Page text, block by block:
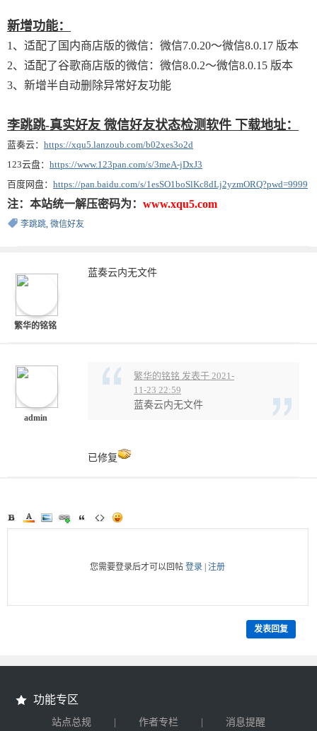
新增功能：
1、适配了国内商店版的微信：微信7.0.20～微信8.0.17 版本
2、适配了谷歌商店版的微信：微信8.0.2～微信8.0.15 版本
3、新增半自动删除异常好友功能
李跳跳-真实好友 微信好友状态检测软件 下载地址：
蓝奏云： https://xqu5.lanzoub.com/b02xes3o2d
123云盘： https://www.123pan.com/s/3meA-jDxJ3
百度网盘： https://pan.baidu.com/s/1esSO1boSlKc8dLj2yzmORQ?pwd=9999
注：本站统一解压密码为： www.xqu5.com
李跳跳, 微信好友
繁华的铭铭
蓝奏云内无文件
admin
繁华的铭铭 发表于 2021-
11-23 22:59
蓝奏云内无文件
已修复
您需要登录后才可以回帖登录 |注册
发表回复
功能专区
站点总规 | 作者专栏 | 消息提醒